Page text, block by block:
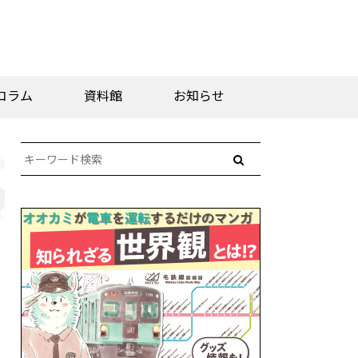
ラム 資料館 お知らせ